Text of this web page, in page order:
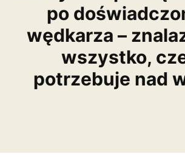
po
wędkarza –
wszystko,
potrzebuje nad